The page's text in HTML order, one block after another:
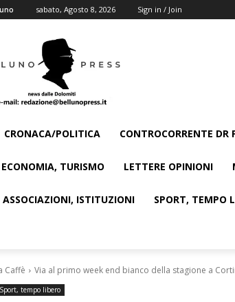
sabato, Agosto 8, 2026 Sign in / Join
CRONACA/POLITICA CONTROCORRENTE
TURISMO LETTERE OPINIONI
ASSOCIAZIONI, ISTITUZIONI SPORT, TEMPO
Caffè Via al primo week end bianco della stagione a
Sport, tempo libero